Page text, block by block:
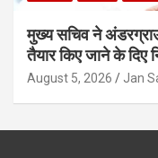
मुख्य सचिव ने
तैयार किए जाने के दिए
August 5, 2026 Jan